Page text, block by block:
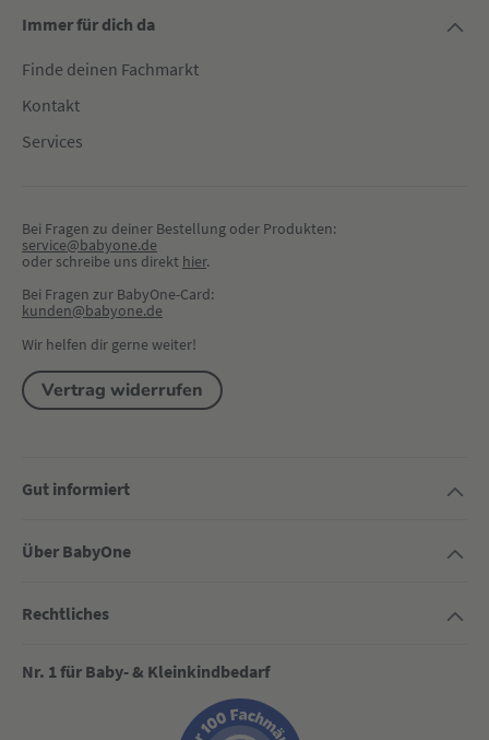
Immer für dich da
Finde deinen Fachmarkt
Kontakt
Services
Bei Fragen zu deiner Bestellung oder Produkten:
service@babyone.de
oder schreibe uns direkt hier.
Bei Fragen zur BabyOne-Card:
kunden@babyone.de
Wir helfen dir gerne weiter!
Vertrag widerrufen
Gut informiert
Über BabyOne
Rechtliches
Nr. 1 für Baby- & Kleinkindbedarf